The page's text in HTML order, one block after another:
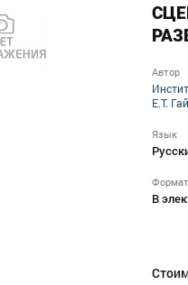
Автор
Е.Т.
Язык
Формат
В